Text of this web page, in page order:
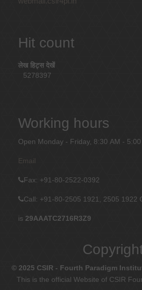
Hit count
लेख हिट्स देखें
5278397
Working hours
Open Monday - Friday, 8:30 AM -
Email
Fax: +91-80-2522-0392
Call: +91-80-2505 1921, 2505 1922
is 29AAATC2716R3Z9
© 2025 CSIR - Fourth Paradigm
This is the official Website of CSIR